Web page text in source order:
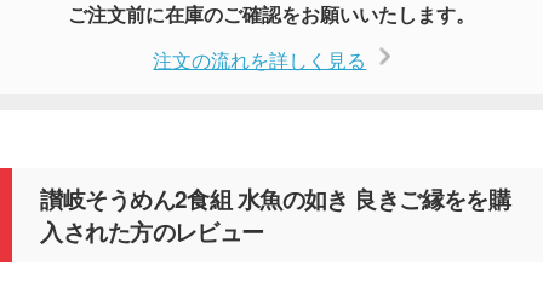
ご注文前に在庫のご確認をお願いいたします。
注文の流れを詳しく見る
讃岐そうめん2食組 水魚の如き 良きご縁をを購
入された方のレビュー